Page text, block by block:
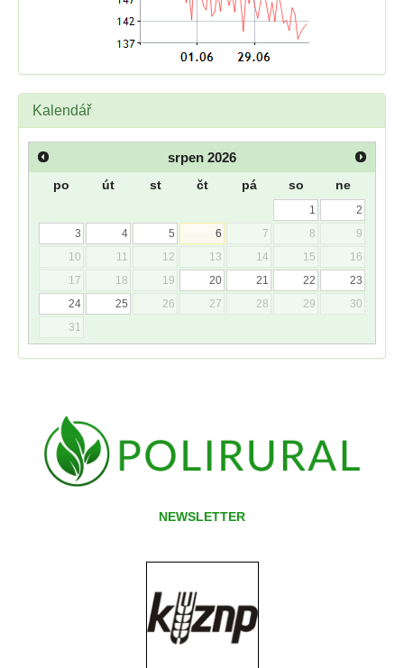
Kalendář
srpen 2026
po út st čt pá so ne
1
2
3
4 5 6 7 8
9
10
11 12 13 14 15
16
17
18 19 20 21 22
23
24
25 26 27 28 29
30
31
NEWSLETTER